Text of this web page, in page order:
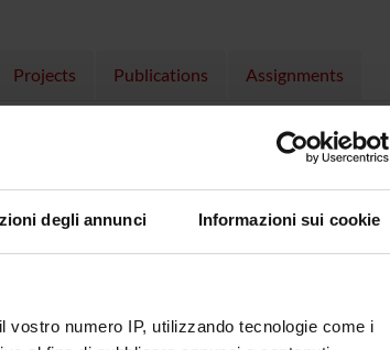
degli annunci Informazioni sui cookie
numero IP, utilizzando tecnologie come i
Projects Publications Assignments
details.
Academic year